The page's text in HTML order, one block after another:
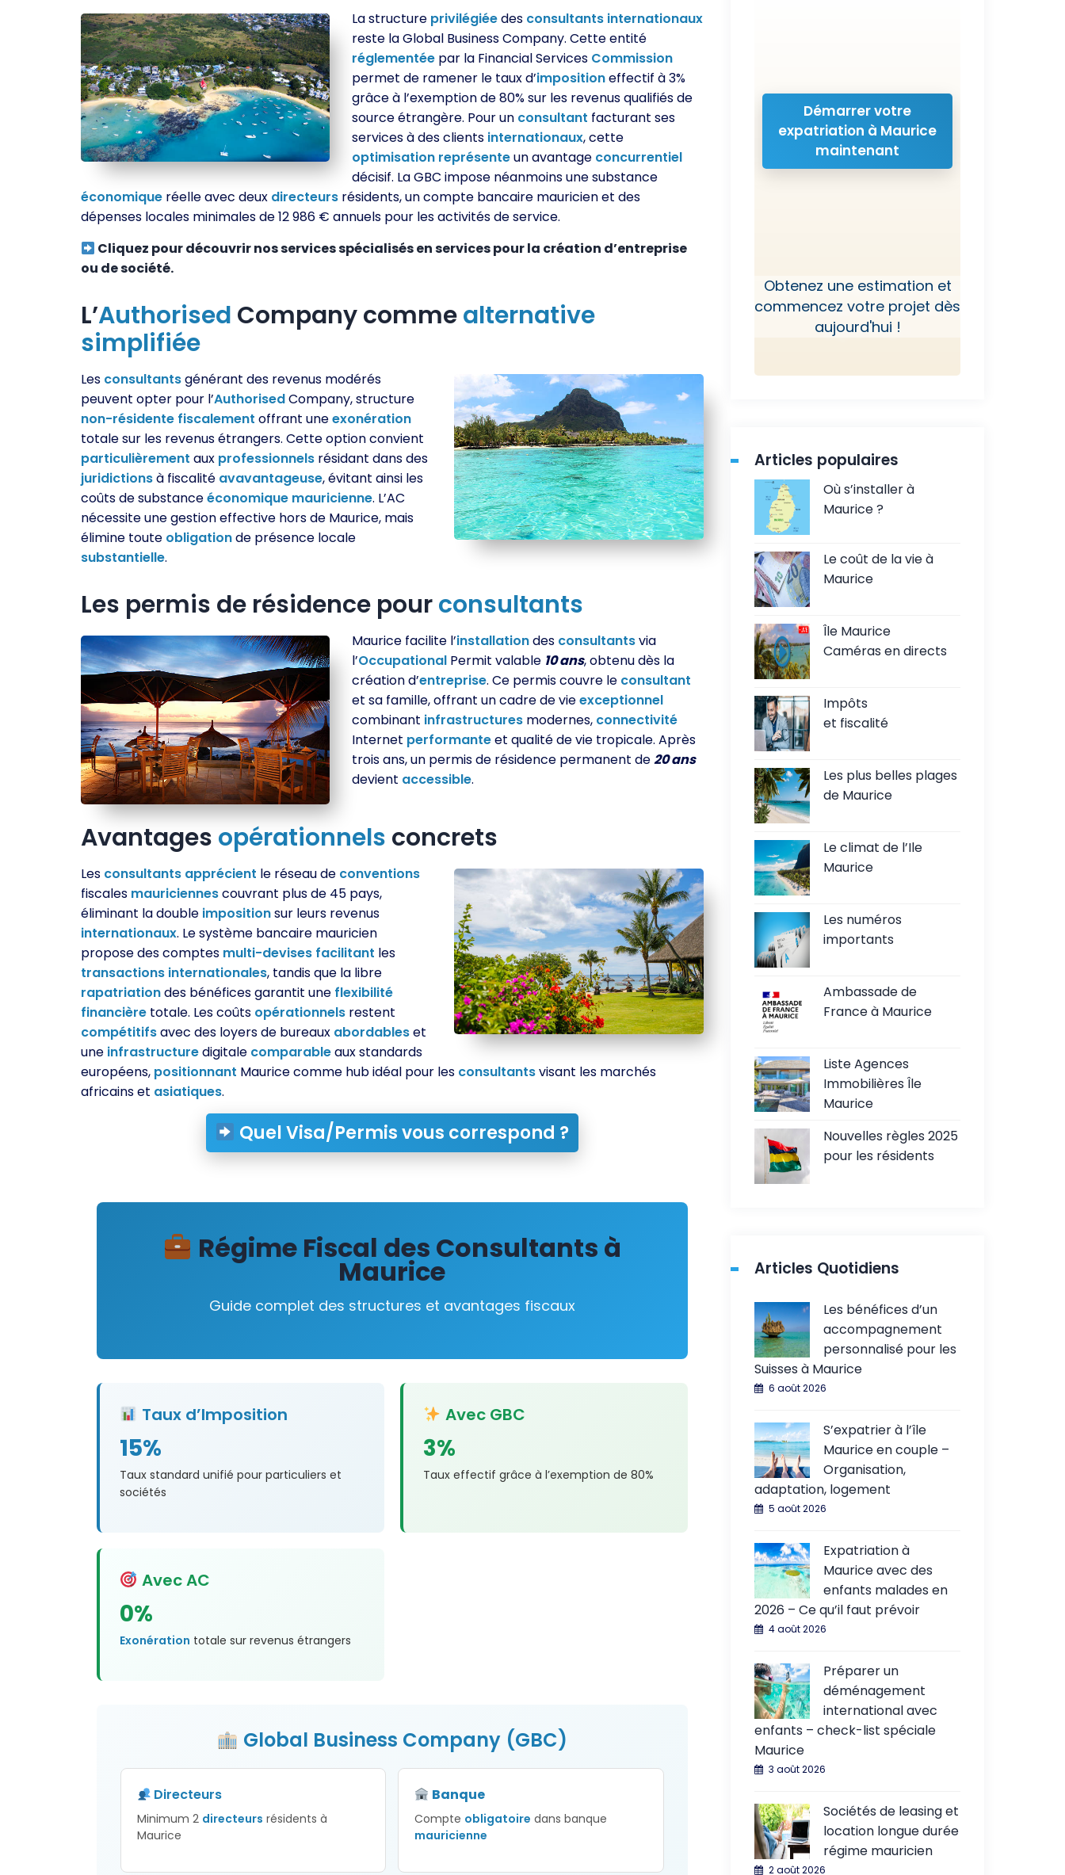
La structure privilégiéedes consultants internationaux
reste la Global Business Company. Cette entité
réglementée par la Financial Services Commission
permet de ramener le taux d’impositioneffectif à 3%
grâce à l’exemption de 80% sur les revenus qualifiés de
source étrangère. Pour un consultant facturant ses
services à des clients internationaux, cette
optimisation représenteun avantage concurrentiel
décisif. La GBC impose néanmoins une substance
économique réelle avec deux directeurs résidents, un compte bancaire mauricien et des
dépenses locales minimales de 12 986 € annuels pour les activités de service.
Cliquez pour découvrir nos services spécialisés en services pour la création d’entreprise
ou de société.
L’Authorised Company commealternative
simplifiée
Les consultantsgénérant des revenus modérés
peuvent opter pour l’AuthorisedCompany, structure
non-résidente fiscalement offrant uneexonération
totale sur les revenus étrangers. Cette option convient
particulièrement aux professionnels résidant dans des
juridictionsà fiscalité avavantageuse, évitant ainsi les
coûts de substanceéconomique mauricienne. L’AC
nécessite une gestion effective hors de Maurice, mais
élimine toute obligationde présence locale
substantielle.
Les permis de résidence pourconsultants
Maurice facilite l’installationdes consultantsvia
l’Occupational Permit valable 10 ans, obtenu dès la
création d’entreprise. Ce permis couvre le consultant
et sa famille, offrant un cadre de vieexceptionnel
combinant infrastructures modernes, connectivité
Internet performanteet qualité de vie tropicale. Après
trois ans, un permis de résidence permanent de20 ans
devient accessible.
Avantages opérationnels concrets
Les consultants apprécient le réseau de conventions
fiscales mauriciennescouvrant plus de 45 pays,
éliminant la double impositionsur leurs revenus
internationaux. Le système bancaire mauricien
propose des comptes multi-devises facilitant les
transactions internationales, tandis que la libre
rapatriationdes bénéfices garantit une flexibilité
financière totale. Les coûts opérationnels restent
compétitifsavec des loyers de bureaux abordableset
une infrastructuredigitale comparableaux standards
européens, positionnant Maurice comme hub idéal pour les consultantsvisant les marchés
africains et asiatiques.
Quel Visa/Permis vous correspond ?
Régime Fiscal des Consultants à
Maurice
Guide complet des structures et avantages fiscaux
Taux d’Imposition
15%
Taux standard unifié pour particuliers et
sociétés
Avec GBC
3%
Taux effectif grâce à l’exemption de 80%
Avec AC
0%
Exonération totale sur revenus étrangers
Global Business Company (GBC)
Directeurs
Minimum 2 directeurs résidents à
Maurice
Banque
Compte obligatoire dans banque
mauricienne
Démarrer votre
expatriation à Maurice
maintenant
Obtenez une estimation et
commencez votre projet dès
aujourd'hui !
Articles populaires
Où s’installer à
Maurice ?
Le coût de la vie à
Maurice
Île Maurice
Caméras en directs
Impôts
et fiscalité
Les plus belles plages
de Maurice
Le climat de l’Ile
Maurice
Les numéros
importants
Ambassade de
France à Maurice
Liste Agences
Immobilières Île
Maurice
Nouvelles règles 2025
pour les résidents
Articles Quotidiens
Les bénéfices d’un
accompagnement
personnalisé pour les
Suisses à Maurice
6 août 2026
S’expatrier à l’île
Maurice en couple –
Organisation,
adaptation, logement
5 août 2026
Expatriation à
Maurice avec des
enfants malades en
2026 – Ce qu’il faut prévoir
4 août 2026
Préparer un
déménagement
international avec
enfants – check-list spéciale
Maurice
3 août 2026
Sociétés de leasing et
location longue durée
régime mauricien
2 août 2026